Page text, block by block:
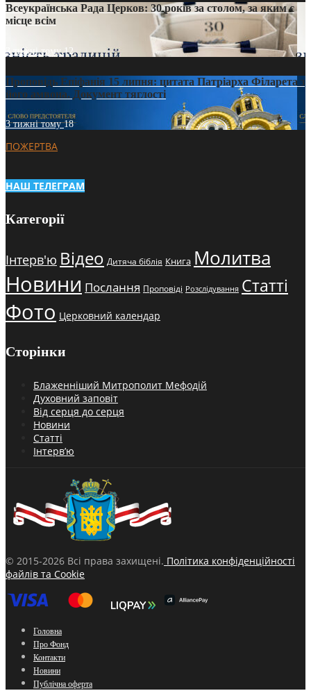
Всеукраїнська Рада Церков: 30 років за столом, за яким є
місце всім
3 тижні тому12
Проповідь Епіфанія 15 липня: цитата Патріарха Філарета з
його амвона. Документ тяглості
3 тижні тому18
ПОЖЕРТВА
НАШ ТЕЛЕГРАМ
Категорії
Інтерв'ю Відео Дитяча біблія Книга Молитва
Новини Послання Проповіді Розслідування Статті
Фото Церковний календар
Сторінки
Блаженніший Митрополит Мефодій
Духовний заповіт
Від серця до серця
Новини
Статті
Інтерв’ю
© 2015-2026 Всі права захищені. Політика конфіденційності
файлів та Cookie
Головна
Про Фонд
Контакти
Новини
Публічна оферта